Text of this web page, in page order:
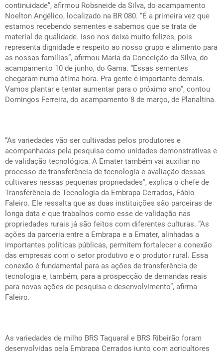
continuidade”, afirmou Robsneide da Silva, do acampamento
Noelton Angélico, localizado na BR 080. “É a primeira vez que
estamos recebendo sementes e sabemos que se trata de
material de qualidade. Isso nos deixa muito felizes, pois
representa dignidade e respeito ao nosso grupo e alimento para
as nossas famílias”, afirmou Maria da Conceição da Silva, do
acampamento 10 de junho, do Gama. “Essas sementes
chegaram numa ótima hora. Pra gente é importante demais.
Vamos plantar e tentar aumentar para o próximo ano”, contou
Domingos Ferreira, do acampamento 8 de março, de Planaltina.
“As variedades vão ser cultivadas pelos produtores e
acompanhadas pela pesquisa como unidades demonstrativas e
de validação tecnológica. A Emater também vai auxiliar no
processo de transferência de tecnologia e avaliação dessas
cultivares nessas pequenas propriedades”, explica o chefe de
Transferência de Tecnologia da Embrapa Cerrados, Fábio
Faleiro. Ele ressalta que as duas instituições são parceiras de
longa data e que trabalhos como esse de validação nas
propriedades rurais já são feitos com diferentes culturas. “As
ações da parceria entre a Embrapa e a Emater, alinhadas a
importantes políticas públicas, permitem fortalecer a conexão
das empresas com o setor produtivo e o produtor rural. Essa
conexão é fundamental para as ações de transferência de
tecnologia e, também, para a prospecção de demandas reais
para novas ações de pesquisa e desenvolvimento”, afirma
Faleiro.
As variedades de milho BRS Taquaral e BRS Ribeirão foram
desenvolvidas pela Embrapa Cerrados junto com agricultores